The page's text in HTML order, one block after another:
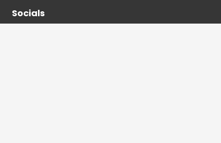
Socials